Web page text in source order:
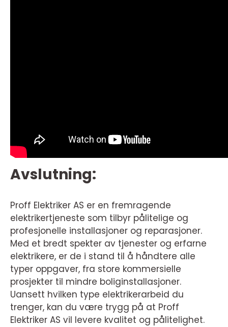
Avslutning:
Proff Elektriker AS er en fremragende
elektrikertjeneste som tilbyr pålitelige og
profesjonelle installasjoner og reparasjoner.
Med et bredt spekter av tjenester og erfarne
elektrikere, er de i stand til å håndtere alle
typer oppgaver, fra store kommersielle
prosjekter til mindre boliginstallasjoner.
Uansett hvilken type elektrikerarbeid du
trenger, kan du være trygg på at Proff
Elektriker AS vil levere kvalitet og pålitelighet.